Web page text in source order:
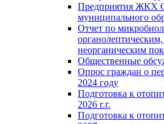
Предприятия ЖКХ
муниципального
Отчет по
неорганическим
Общественные
Опрос граждан о
2024 году
Подготовка к
2026 г.г.
Подготовка к